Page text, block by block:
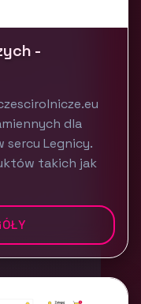
-
dla
sercu Legnicy.
takich jak